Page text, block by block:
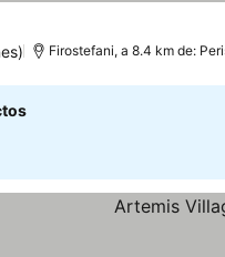
Firostefani, a 8.4 km de: